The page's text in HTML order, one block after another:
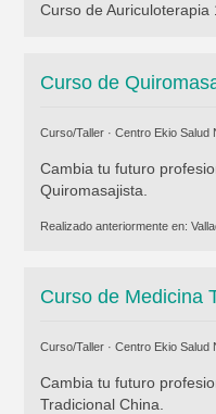
Curso de Auriculoterapia
Curso de
Curso/Taller · Centro Ekio Salud
Cambia tu futuro
Quiromasajista.
Realizado anteriormente en:
Curso de Medicina
Curso/Taller · Centro Ekio Salud
Cambia tu futuro
Tradicional China.